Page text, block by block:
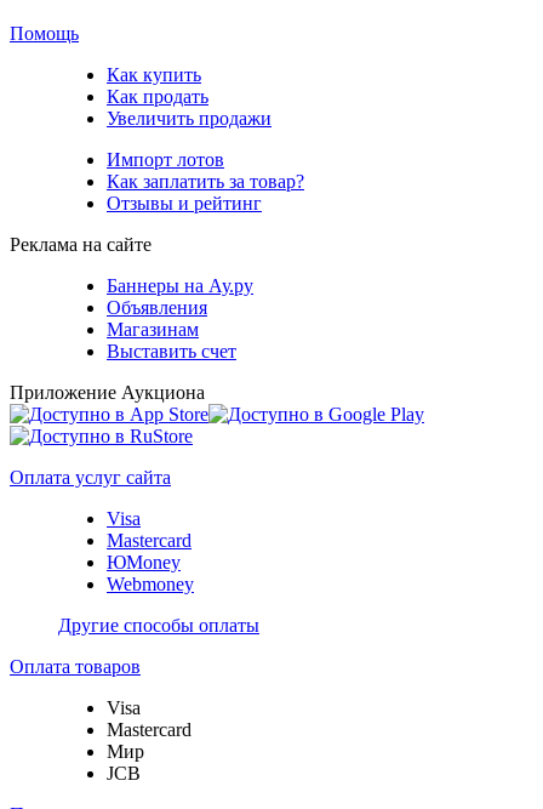
Помощь
Как купить
Как продать
Увеличить продажи
Импорт лотов
Как заплатить за товар?
Отзывы и рейтинг
Реклама на сайте
Баннеры на Ау.ру
Объявления
Магазинам
Выставить счет
Приложение Аукциона
Оплата услуг сайта
Visa
Mastercard
ЮMoney
Webmoney
Другие способы оплаты
Оплата товаров
Visa
Mastercard
Мир
JCB